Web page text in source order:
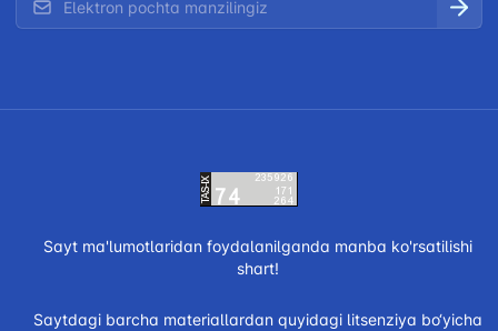
Sayt ma'lumotlaridan foydalanilganda manba ko'rsatilishi
shart!
Saytdagi barcha materiallardan quyidagi litsenziya bo‘yicha